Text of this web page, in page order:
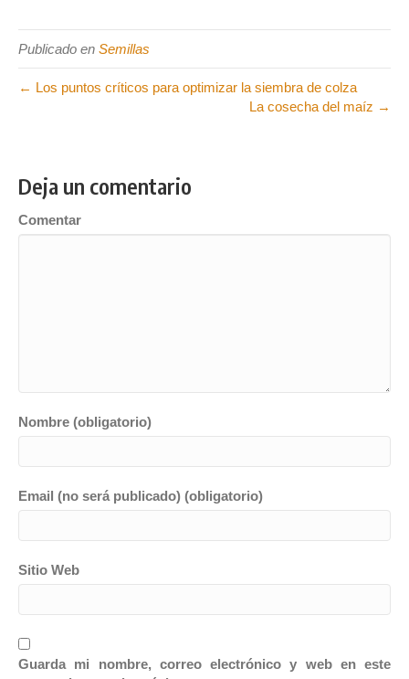
Publicado en Semillas
← Los puntos críticos para optimizar la siembra de colza
La cosecha del maíz →
Deja un comentario
Comentar
Nombre (obligatorio)
Email (no será publicado) (obligatorio)
Sitio Web
Guarda mi nombre, correo electrónico y web en este